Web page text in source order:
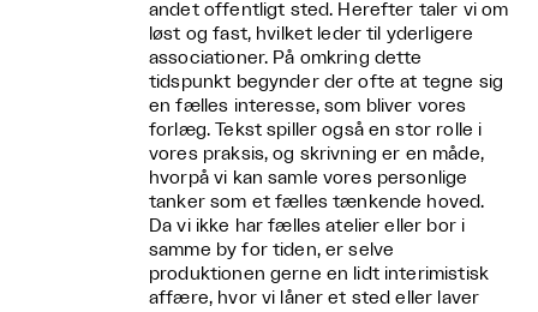
andet offentligt sted. Herefter taler vi om
løst og fast, hvilket leder til yderligere
associationer. På omkring dette
tidspunkt begynder der ofte at tegne sig
en fælles interesse, som bliver vores
forlæg. Tekst spiller også en stor rolle i
vores praksis, og skrivning er en måde,
hvorpå vi kan samle vores personlige
tanker som et fælles tænkende hoved.
Da vi ikke har fælles atelier eller bor i
samme by for tiden, er selve
produktionen gerne en lidt interimistisk
affære, hvor vi låner et sted eller laver